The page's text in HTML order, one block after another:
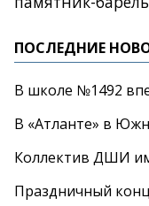
ПОСЛЕДНИЕ
В школе №1492
В «Атланте» в
Коллектив ДШИ
Праздничный